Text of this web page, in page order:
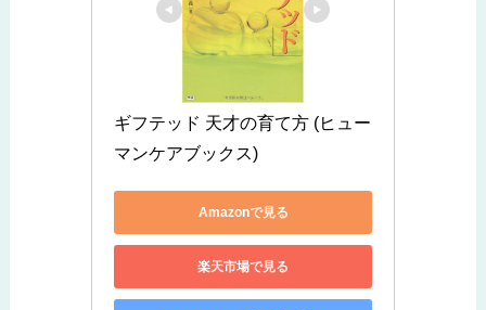
ギフテッド 天才の育て方 (ヒュー
マンケアブックス)
Amazonで見る
楽天市場で見る